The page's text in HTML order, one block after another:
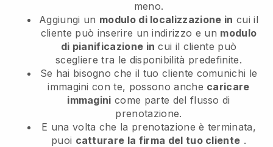
meno.
Aggiungi un modulo di localizzazione in cui il
cliente può inserire un indirizzo e un modulo
di pianificazione in cui il cliente può
scegliere tra le disponibilità predefinite.
Se hai bisogno che il tuo cliente comunichi le
immagini con te, possono anche caricare
immagini come parte del flusso di
prenotazione.
E una volta che la prenotazione è terminata,
puoi catturare la firma del tuo cliente .